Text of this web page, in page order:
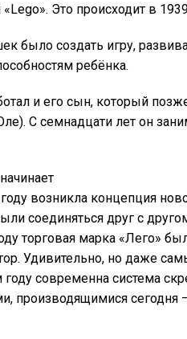
Это происходит в
было создать игру,
ребёнка.
и его сын, который
С семнадцати лет он
возникла концепция
соединяться друг с
торговая марка «Лего»
Удивительно, но даже
современна система
производящимися сегодня